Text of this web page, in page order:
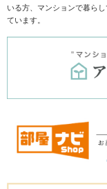
いる方、マンションで暮ら
ています。